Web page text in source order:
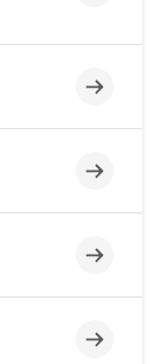
미완료
미완료
미완료
미완료